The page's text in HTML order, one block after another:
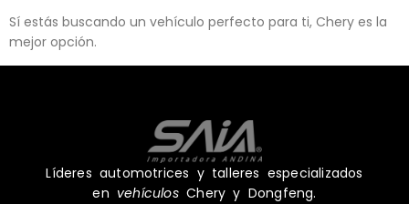
Sí estás buscando un vehículo perfecto para ti, Chery es la
mejor opción.
Líderes automotrices y talleres especializados
en vehículosChery y Dongfeng.